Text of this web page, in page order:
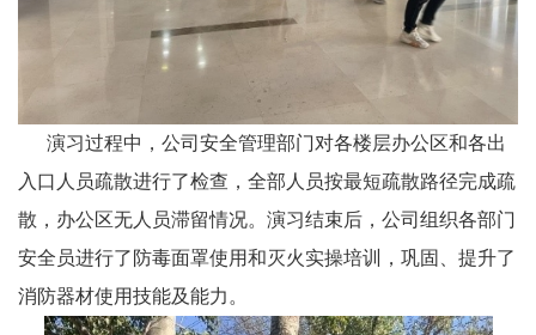
演习过程中，公司安全管理部门对各楼层办公区和各出
入口人员疏散进行了检查，全部人员按最短疏散路径完成疏
散，办公区无人员滞留情况。演习结束后，公司组织各部门
安全员进行了防毒面罩使用和灭火实操培训，巩固、提升了
消防器材使用技能及能力。